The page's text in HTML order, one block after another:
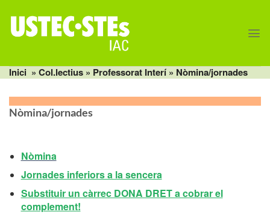
content
Inici » Col.lectius » Professorat Interí » Nòmina/jornades
Nòmina/jornades
Nòmina
Jornades inferiors a la sencera
Substituir un càrrec DONA DRET a cobrar el
complement!